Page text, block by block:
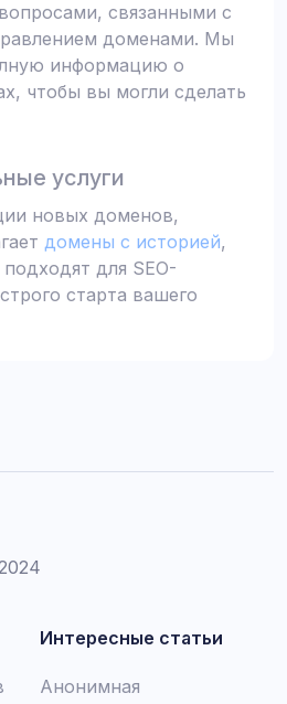
связанными с
доменами. Мы
информацию о
чтобы вы могли сделать
услуги
новых доменов,
домены с историей,
для SEO-
старта вашего
Интересные статьи
Анонимная